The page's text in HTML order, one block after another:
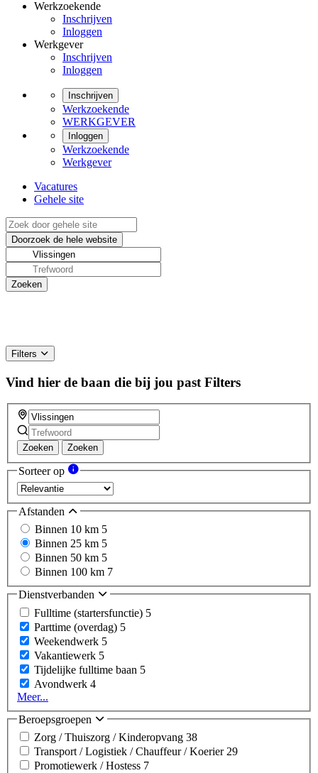
Werkzoekende
Inschrijven
Inloggen
Werkgever
Inschrijven
Inloggen
Inschrijven
Werkzoekende
WERKGEVER
Inloggen
Werkzoekende
Werkgever
Vacatures
Gehele site
Filters
Vind hier de baan die bij jou past Filters
Zoeken Zoeken
Sorteer op
Afstanden
Binnen 10 km 5
Binnen 25 km 5
Binnen 50 km 5
Binnen 100 km 7
Dienstverbanden
Fulltime (startersfunctie) 5
Parttime (overdag) 5
Weekendwerk 5
Vakantiewerk 5
Tijdelijke fulltime baan 5
Avondwerk 4
Meer...
Beroepsgroepen
Zorg / Thuiszorg / Kinderopvang 38
Transport / Logistiek / Chauffeur / Koerier29
Promotiewerk / Hostess 7